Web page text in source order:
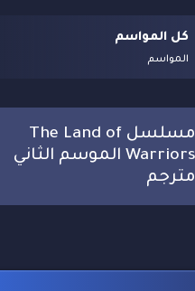
كل المواسم
المواسم
مسلسل The Land of
Warriors الموسم الثاني
مترجم